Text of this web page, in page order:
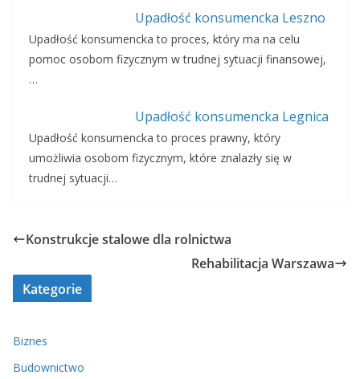
Upadłość konsumencka Leszno
Upadłość konsumencka to proces, który ma na celu
pomoc osobom fizycznym w trudnej sytuacji finansowej,
…
Upadłość konsumencka Legnica
Upadłość konsumencka to proces prawny, który
umożliwia osobom fizycznym, które znalazły się w
trudnej sytuacji…
Konstrukcje stalowe dla rolnictwa
Rehabilitacja Warszawa
Kategorie
Biznes
Budownictwo